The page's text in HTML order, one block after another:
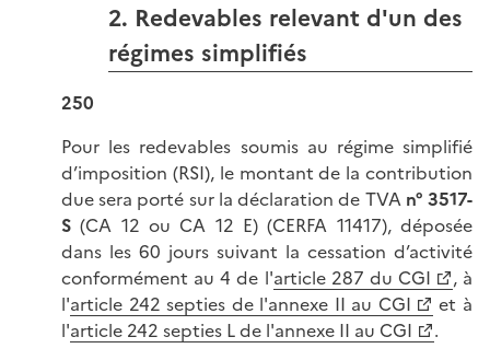
2. Redevables relevant d'un des
régimes simplifiés
250
Pour les redevables soumis au régime simplifié
d’imposition (RSI), le montant de la contribution
due sera porté sur la déclaration de TVA n° 3517-
S(CA 12 ou CA 12 E) (CERFA 11417), déposée
dans les 60 jours suivant la cessation d’activité
conformément au 4 de l'article 287 du CGI
, à
l'article 242 septies de l'annexe II au CGI
et à
l'article 242 septies L de l'annexe II au CGI
.